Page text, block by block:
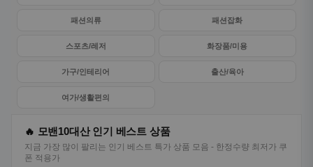
패션의류 패션잡화
스포츠/레저 화장품/미용
가구/인테리어 출산/육아
여가/생활편의
🔥 모밴10대산 인기 베스트 상품
지금 가장 많이 팔리는 인기 베스트 특가 상품 모음 - 한정수량 최저가 쿠
폰 적용가